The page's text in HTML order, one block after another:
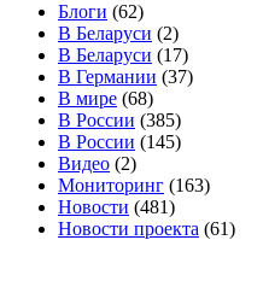
Блоги (62)
В Беларуси (2)
В Беларуси (17)
В Германии (37)
В мире (68)
В России (385)
В России (145)
Видео (2)
Мониторинг (163)
Новости (481)
Новости проекта (61)